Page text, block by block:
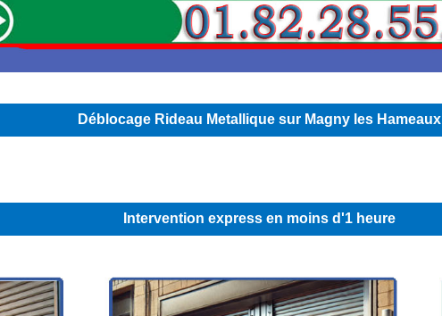
Déblocage Rideau Metallique sur Magny les Hameaux
Intervention express en moins d'1 heure